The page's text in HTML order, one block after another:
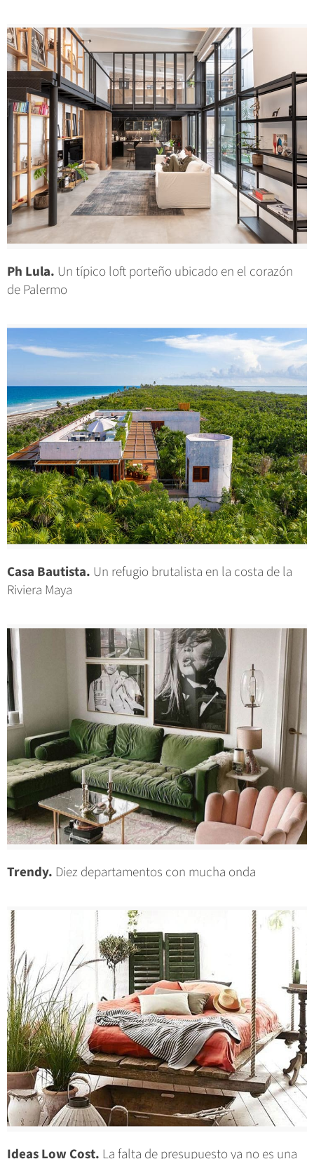
Ph Lula. Un típico loft porteño ubicado en el corazón
de Palermo
Casa Bautista. Un refugio brutalista en la costa de la
Riviera Maya
Trendy. Diez departamentos con mucha onda
Ideas Low Cost. La falta de presupuesto ya no es una